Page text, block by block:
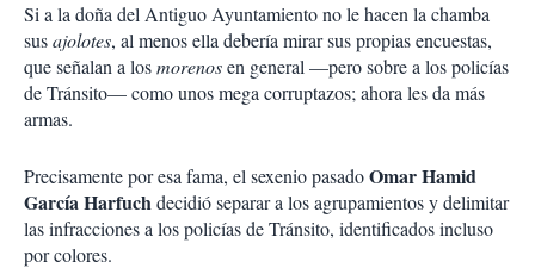
Si a la doña del Antiguo Ayuntamiento no le hacen la chamba
susajolotes, al menos ella debería mirar sus propias encuestas,
que señalan a losmorenosen general —pero sobre a los policías
de Tránsito— como unos mega corruptazos; ahora les da más
armas.
Precisamente por esa fama, el sexenio pasadoOmar Hamid
García Harfuchdecidió separar a los agrupamientos y delimitar
las infracciones a los policías de Tránsito, identificados incluso
por colores.